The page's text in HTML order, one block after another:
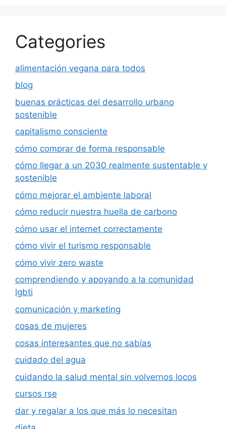
Categories
alimentación vegana para todos
blog
buenas prácticas del desarrollo urbano
sostenible
capitalismo consciente
cómo comprar de forma responsable
cómo llegar a un 2030 realmente sustentable y
sostenible
cómo mejorar el ambiente laboral
cómo reducir nuestra huella de carbono
cómo usar el internet correctamente
cómo vivir el turismo responsable
cómo vivir zero waste
comprendiendo y apoyando a la comunidad
lgbti
comunicación y marketing
cosas de mujeres
cosas interesantes que no sabías
cuidado del agua
cuidando la salud mental sin volvernos locos
cursos rse
dar y regalar a los que más lo necesitan